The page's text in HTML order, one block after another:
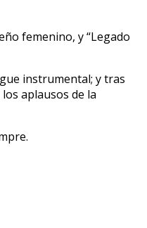
femenino, y “Legado
instrumental; y tras
aplausos de la